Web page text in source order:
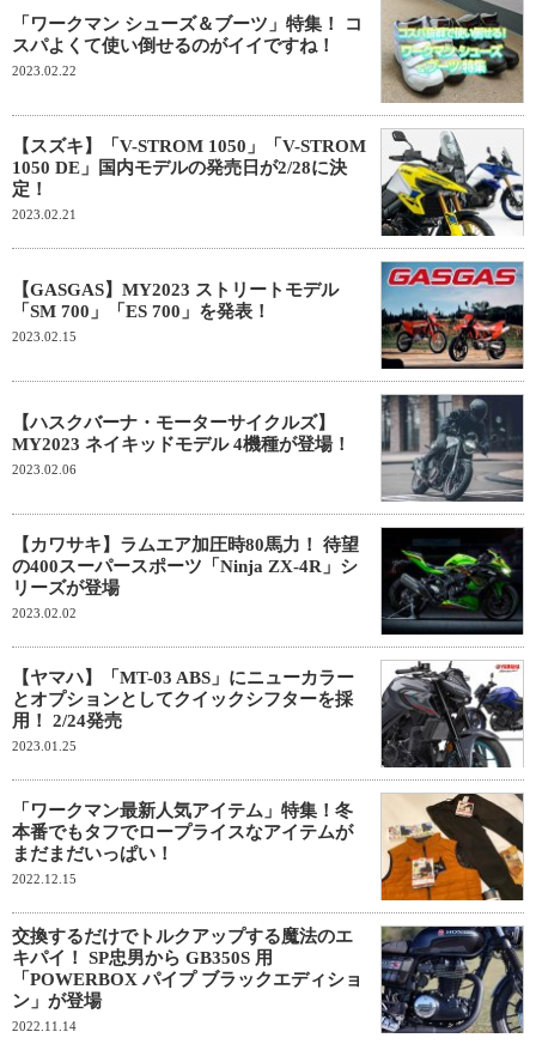
「ワークマン シューズ＆ブーツ」特集！ コ
スパよくて使い倒せるのがイイですね！
2023.02.22
【スズキ】「V-STROM 1050」「V-STROM
1050 DE」国内モデルの発売日が2/28に決
定！
2023.02.21
【GASGAS】MY2023 ストリートモデル
「SM 700」「ES 700」を発表！
2023.02.15
【ハスクバーナ・モーターサイクルズ】
MY2023 ネイキッドモデル 4機種が登場！
2023.02.06
【カワサキ】ラムエア加圧時80馬力！ 待望
の400スーパースポーツ「Ninja ZX-4R」シ
リーズが登場
2023.02.02
【ヤマハ】「MT-03 ABS」にニューカラー
とオプションとしてクイックシフターを採
用！ 2/24発売
2023.01.25
「ワークマン最新人気アイテム」特集！冬
本番でもタフでロープライスなアイテムが
まだまだいっぱい！
2022.12.15
交換するだけでトルクアップする魔法のエ
キパイ！ SP忠男から GB350S 用
「POWERBOX パイプ ブラックエディショ
ン」が登場
2022.11.14